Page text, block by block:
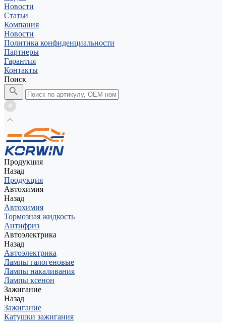
Новости
Статьи
Компания
Новости
Политика конфиденциальности
Партнеры
Гарантия
Контакты
Поиск
Продукция
Назад
Продукция
Автохимия
Назад
Автохимия
Тормозная жидкость
Антифриз
Автоэлектрика
Назад
Автоэлектрика
Лампы галогеновые
Лампы накаливания
Лампы ксенон
Зажигание
Назад
Зажигание
Катушки зажигания